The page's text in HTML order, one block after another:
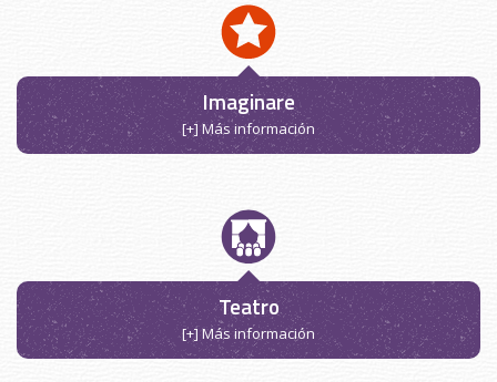
Imaginare
[+] Más información
Teatro
[+] Más información